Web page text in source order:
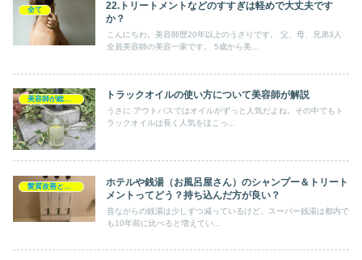
全て
22.トリートメントなどのすすぎは軽めで大丈夫です
か？
こんにちわ。美容師歴20年以上のうさりです。 父、母、兄弟3人
全員美容師の美容一家です。 5歳から美...
美容師が総評 アウトバス トラックオイルの使い方について美容師が解説
うさに アウトバスではオイルがずっと人気だよね。その中でもト
ラックオイルは長く人気をほこっ...
髪質改善とヘアの疑問
ホテルや銭湯（お風呂屋さん）のシャンプー＆トリート
メントってどう？持ち込んだ方が良い？
昔ながらの銭湯は少しずつ減っているけど、スーパー銭湯は都内で
も10年前に比べると増えてい...